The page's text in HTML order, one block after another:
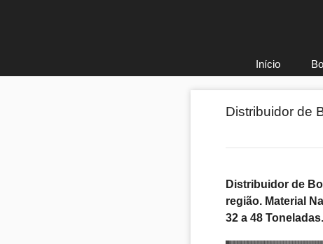
Início
Distribuidor de
Distribuidor de
região. Material
32 a 48 Toneladas.